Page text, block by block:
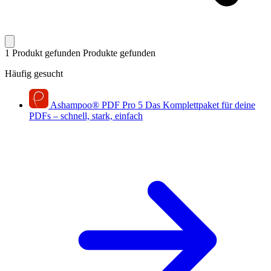
1 Produkt gefunden Produkte gefunden
Häufig gesucht
Ashampoo® PDF Pro 5 Das Komplettpaket für deine
PDFs – schnell, stark, einfach